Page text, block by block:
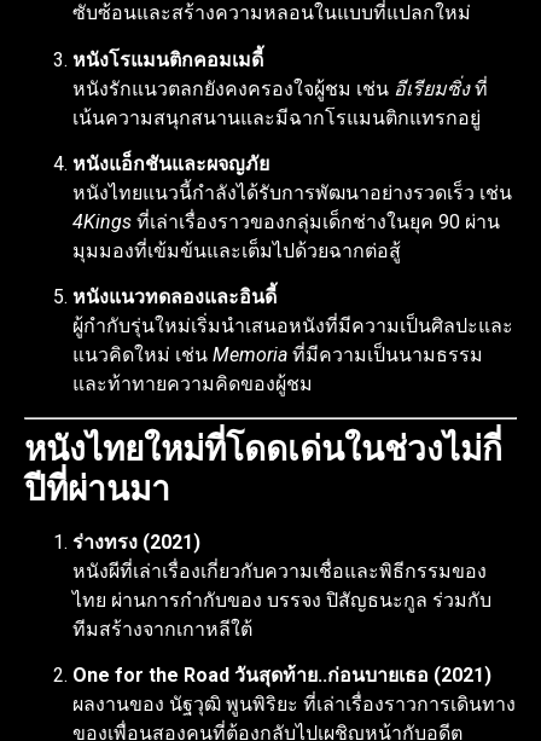
ซับซ้อนและสร้างความหลอนในแบบที่แปลกใหม่
หนังโรแมนติกคอมเมดี้
หนังรักแนวตลกยังคงครองใจผู้ชม เช่น อีเรียมซิ่งที่
เน้นความสนุกสนานและมีฉากโรแมนติกแทรกอยู่
หนังแอ็กชันและผจญภัย
หนังไทยแนวนี้กำลังได้รับการพัฒนาอย่างรวดเร็ว เช่น
4Kings ที่เล่าเรื่องราวของกลุ่มเด็กช่างในยุค 90 ผ่าน
มุมมองที่เข้มข้นและเต็มไปด้วยฉากต่อสู้
หนังแนวทดลองและอินดี้
ผู้กำกับรุ่นใหม่เริ่มนำเสนอหนังที่มีความเป็นศิลปะและ
แนวคิดใหม่ เช่น Memoria ที่มีความเป็นนามธรรม
และท้าทายความคิดของผู้ชม
หนังไทยใหม่ที่โดดเด่นในช่วงไม่กี่
ปีที่ผ่านมา
ร่างทรง (2021)
หนังผีที่เล่าเรื่องเกี่ยวกับความเชื่อและพิธีกรรมของ
ไทย ผ่านการกำกับของ บรรจง ปิสัญธนะกูล ร่วมกับ
ทีมสร้างจากเกาหลีใต้
One for the Road วันสุดท้าย..ก่อนบายเธอ (2021)
ผลงานของ นัฐวุฒิ พูนพิริยะ ที่เล่าเรื่องราวการเดินทาง
ของเพื่อนสองคนที่ต้องกลับไปเผชิญหน้ากับอดีต